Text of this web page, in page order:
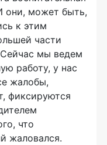
они, может быть,
к этим
части
Сейчас мы ведем
работу, у нас
жалобы,
фиксируются
что
жаловался.